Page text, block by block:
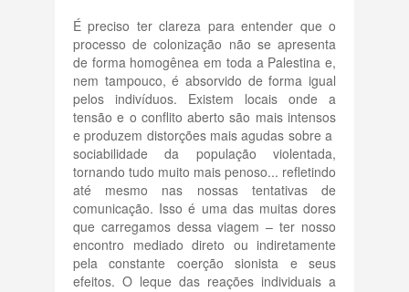
É preciso ter clareza para entender que o
processo de colonização não se apresenta
de forma homogênea em toda a Palestina e,
nem tampouco, é absorvido de forma igual
pelos indivíduos. Existem locais onde a
tensão e o conflito aberto são mais intensos
e produzem distorções mais agudas sobre a
sociabilidade da população violentada,
tornando tudo muito mais penoso... refletindo
até mesmo nas nossas tentativas de
comunicação. Isso é uma das muitas dores
que carregamos dessa viagem – ter nosso
encontro mediado direto ou indiretamente
pela constante coerção sionista e seus
efeitos. O leque das reações individuais a